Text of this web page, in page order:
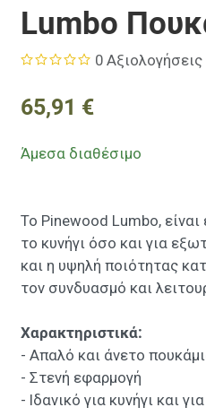
Lumbo
0 Αξιολογήσεις
65,91 €
Άμεσα διαθέσιμο
Το Pinewood Lumbo,
το κυνήγι όσο και για
και η υψηλή ποιότητας
τον συνδυασμό και
Χαρακτηριστικά:
- Απαλό και άνετο
- Στενή εφαρμογή
- Ιδανικό για κυνήγι και